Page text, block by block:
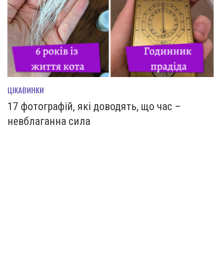
ЦІКАВИНКИ
17 фотографій, які доводять, що час –
невблаганна сила